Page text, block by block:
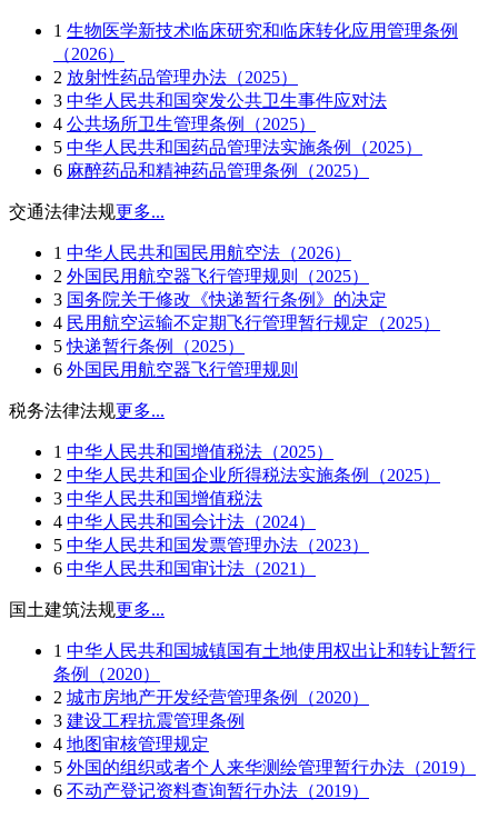
1 生物医学新技术临床研究和临床转化应用管理条例
（2026）
2 放射性药品管理办法（2025）
3 中华人民共和国突发公共卫生事件应对法
4 公共场所卫生管理条例（2025）
5 中华人民共和国药品管理法实施条例（2025）
6 麻醉药品和精神药品管理条例（2025）
交通法律法规更多...
1 中华人民共和国民用航空法（2026）
2 外国民用航空器飞行管理规则（2025）
3 国务院关于修改《快递暂行条例》的决定
4 民用航空运输不定期飞行管理暂行规定（2025）
5 快递暂行条例（2025）
6 外国民用航空器飞行管理规则
税务法律法规更多...
1 中华人民共和国增值税法（2025）
2 中华人民共和国企业所得税法实施条例（2025）
3 中华人民共和国增值税法
4 中华人民共和国会计法（2024）
5 中华人民共和国发票管理办法（2023）
6 中华人民共和国审计法（2021）
国土建筑法规更多...
1 中华人民共和国城镇国有土地使用权出让和转让暂行
条例（2020）
2 城市房地产开发经营管理条例（2020）
3 建设工程抗震管理条例
4 地图审核管理规定
5 外国的组织或者个人来华测绘管理暂行办法（2019）
6 不动产登记资料查询暂行办法（2019）